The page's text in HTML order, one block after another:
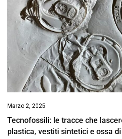
Marzo 2, 2025
Tecnofossili: le tracce che
plastica, vestiti sintetici e ossa